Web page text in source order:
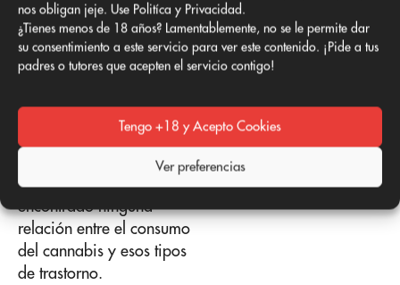
nos obligan jeje. Use Politíca y Privacidad.
¿Tienes menos de 18 años? Lamentablemente, no se le permite dar
su consentimiento a este servicio para ver este contenido. ¡Pide a tus
padres o tutores que acepten el servicio contigo!
Tengo +18 y Acepto Cookies
Ver preferencias
refractaria. El bebé
tendría que recibir
canabidiol en forma
líquida.
Genera ataques
cardíacos y derrames
Falso:no se ha
encontrado ninguna
relación entre el consumo
del cannabis y esos tipos
de trastorno.